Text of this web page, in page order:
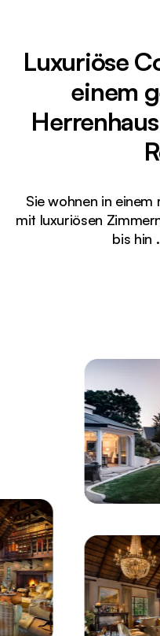
Luxuriöse
einem
Sie wohnen in
mit luxuriösen
bis hin